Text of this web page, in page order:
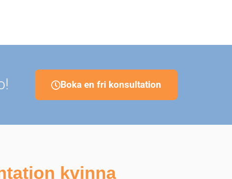
Boka en fri konsultation
kvinna